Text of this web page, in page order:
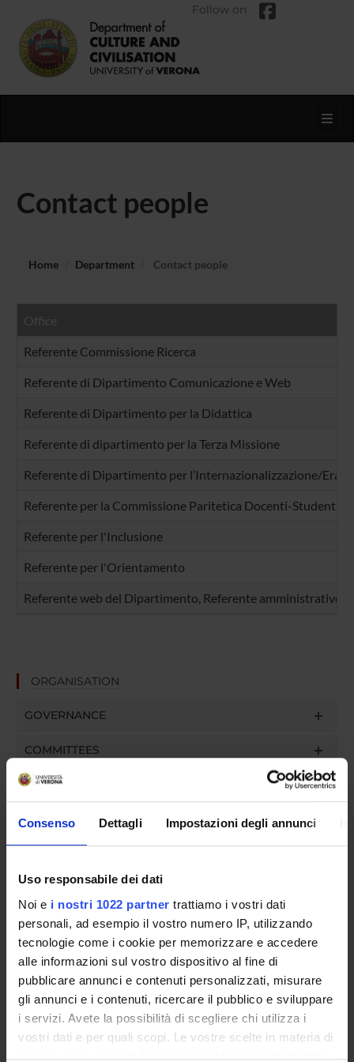
Consenso Dettagli Impostazioni degli annunci
Uso responsabile dei dati
Noi e i nostri 1022 partner trattiamo i vostri dati
personali, ad esempio il vostro numero IP, utilizzando
tecnologie come i cookie per memorizzare e accedere
alle informazioni sul vostro dispositivo al fine di
pubblicare annunci e contenuti personalizzati, misurare
gli annunci e i contenuti, ricercare il pubblico e sviluppare
i servizi. Avete la possibilità di scegliere chi utilizza i
vostri dati e per quali scopi. Le vostre scelte in materia di
privacy sono applicabili solo su questa proprietà digitale
Follow on
Contact people
Home Department Contact people
Office
Referente Commissione Ricerca
Referente di Dipartimento Comunicazione e Web
Referente di Dipartimento per la Didattica
Referente di dipartimento per la Terza Missione
Referente di Dipartimento per l’Internazionalizzazione/
Referente per la Commissione Paritetica Docenti-Studenti
Referente per l'Inclusione
Referente per l'Orientamento
Referente web del Dipartimento, Referente amministrativo
ORGANISATION
GOVERNANCE
COMMITTEES
DEPARTMENT ADMINISTRATION OFFICES
STUDENT ADMINISTRATION OFFICES
CENTRI
LABORATORIES AND RESEARCH CENTRES
Contacts
People